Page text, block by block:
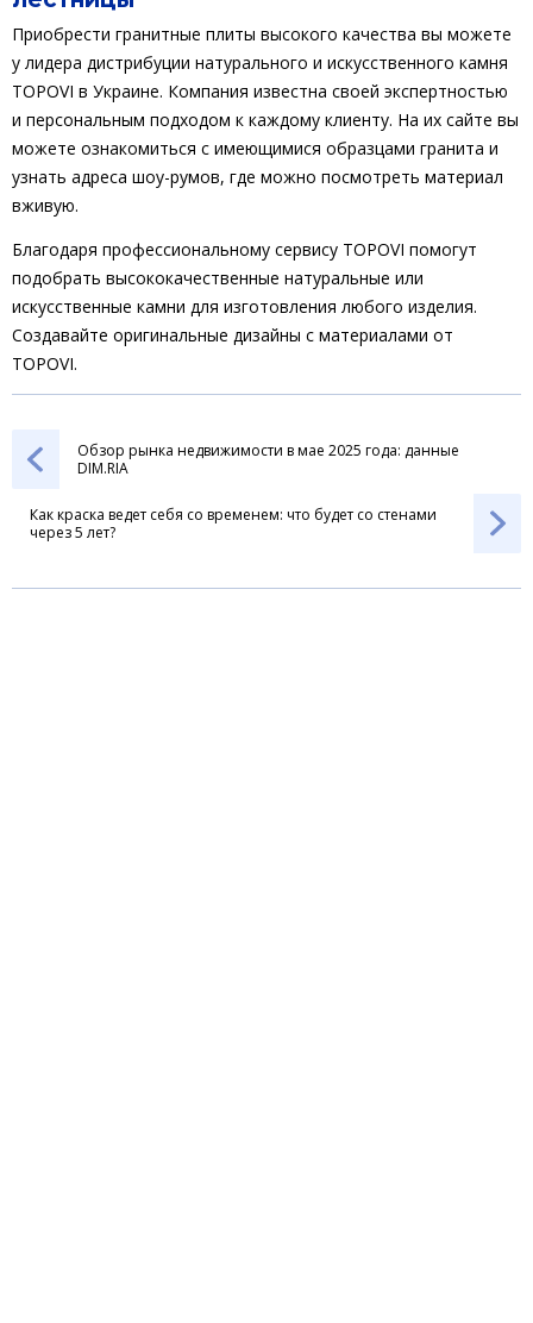
Приобрести гранитные плиты высокого качества вы можете
у лидера дистрибуции натурального и искусственного камня
TOPOVI в Украине. Компания известна своей экспертностью
и персональным подходом к каждому клиенту. На их сайте вы
можете ознакомиться с имеющимися образцами гранита и
узнать адреса шоу-румов, где можно посмотреть материал
вживую.
Благодаря профессиональному сервису TOPOVI помогут
подобрать высококачественные натуральные или
искусственные камни для изготовления любого изделия.
Создавайте оригинальные дизайны с материалами от
TOPOVI.
Обзор рынка недвижимости в мае 2025 года: данные
DIM.RIA
Как краска ведет себя со временем: что будет со стенами
через 5 лет?